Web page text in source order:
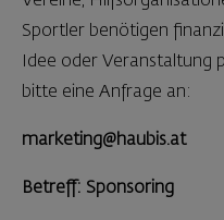
Sportler benötigen
Idee oder Veranstaltung
bitte eine Anfrage an:
marketing@haubis.at
Betreff: Sponsoring